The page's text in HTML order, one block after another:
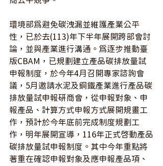
環境部為避免碳洩漏並維護產業公平
性，已於去(113)年下半年展開跨部會討
論，並與產業進行溝通。為逐步推動臺
版CBAM，已規劃建立產品碳排放量試
申報制度，於今年4月召開專家諮詢會
議，5月邀請水泥及鋼鐵產業進行產品碳
排放量試申報研商會，從申報對象、申
報產品、計算方式申報方式展開規畫工
作，預計於今年底前完成制度規劃工
作，明年展開宣導，116年正式啟動產品
碳排放量試申報制度。其中今年重點將
著重在確認申報對象及應申報產品項、